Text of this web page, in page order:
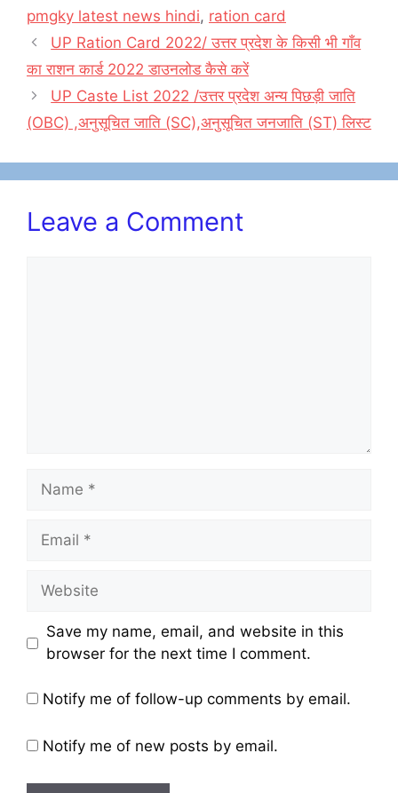
pmgky latest news hindi, ration card
UP Ration Card 2022/ उत्तर प्रदेश के किसी भी गाँव
का राशन कार्ड 2022 डाउनलोड कैसे करें
UP Caste List 2022 /उत्तर प्रदेश अन्य पिछड़ी जाति
(OBC) ,अनुसूचित जाति (SC),अनुसूचित जनजाति (ST) लिस्ट
Leave a Comment
Name
Email
Website
Save my name, email, and website in this
browser for the next time I comment.
Notify me of follow-up comments by email.
Notify me of new posts by email.